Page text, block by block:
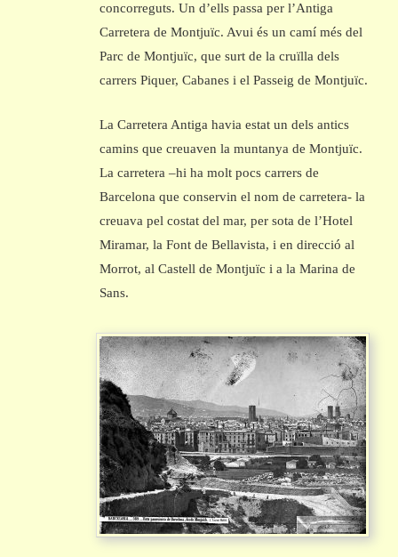
concorreguts. Un d’ells passa per l’Antiga
Carretera de Montjuïc. Avui és un camí més del
Parc de Montjuïc, que surt de la cruïlla dels
carrers Piquer, Cabanes i el Passeig de Montjuïc.
La Carretera Antiga havia estat un dels antics
camins que creuaven la muntanya de Montjuïc.
La carretera –hi ha molt pocs carrers de
Barcelona que conservin el nom de carretera- la
creuava pel costat del mar, per sota de l’Hotel
Miramar, la Font de Bellavista, i en direcció al
Morrot, al Castell de Montjuïc i a la Marina de
Sans.